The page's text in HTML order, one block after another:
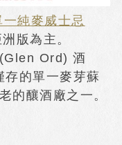
純麥威士忌
版為主。
Ord) 酒
的單一麥芽蘇
的釀酒廠之一。